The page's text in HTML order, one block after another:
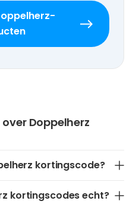
Doppelherz
kortingscode?
kortingscodes echt?